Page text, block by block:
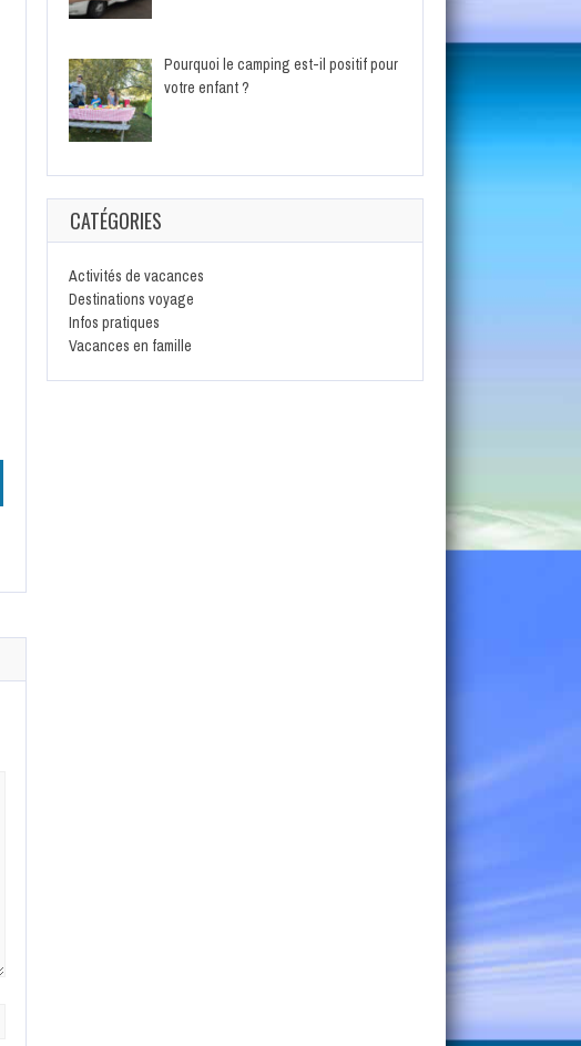
Pourquoi le camping est-il positif pour
votre enfant ?
CATÉGORIES
Activités de vacances
Destinations voyage
Infos pratiques
Vacances en famille